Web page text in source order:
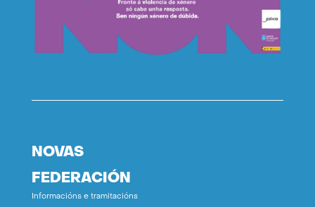
NOVAS
FEDERACIÓN
Informacións e tramitacións